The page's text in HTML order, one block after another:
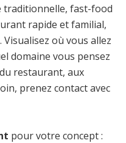
traditionnelle, fast-food
rapide et familial,
où vous allez
domaine vous pensez
restaurant, aux
prenez contact avec
pour votre concept :